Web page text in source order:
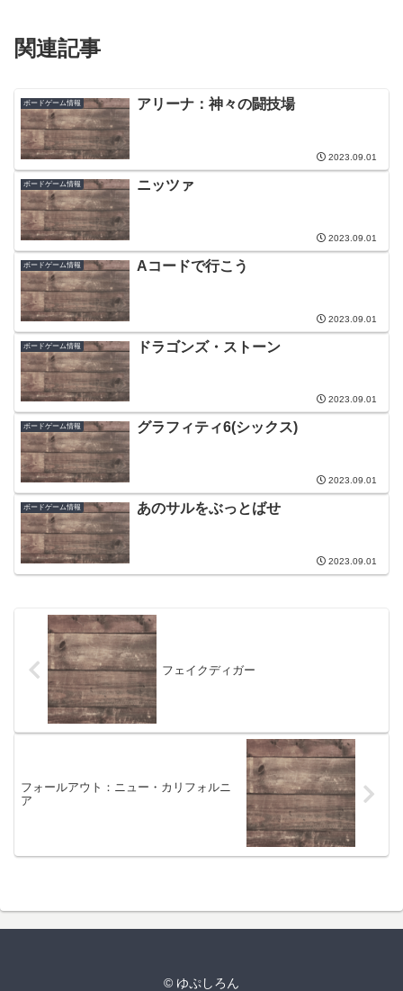
関連記事
ボードゲーム情報 アリーナ：神々の闘技場
2023.09.01
ボードゲーム情報 ニッツァ
2023.09.01
ボードゲーム情報 Aコードで行こう
2023.09.01
ボードゲーム情報 ドラゴンズ・ストーン
2023.09.01
ボードゲーム情報 グラフィティ6(シックス)
2023.09.01
ボードゲーム情報 あのサルをぶっとばせ
2023.09.01
フェイクディガー
フォールアウト：ニュー・カリフォルニ
ア
© ゆぷしろん